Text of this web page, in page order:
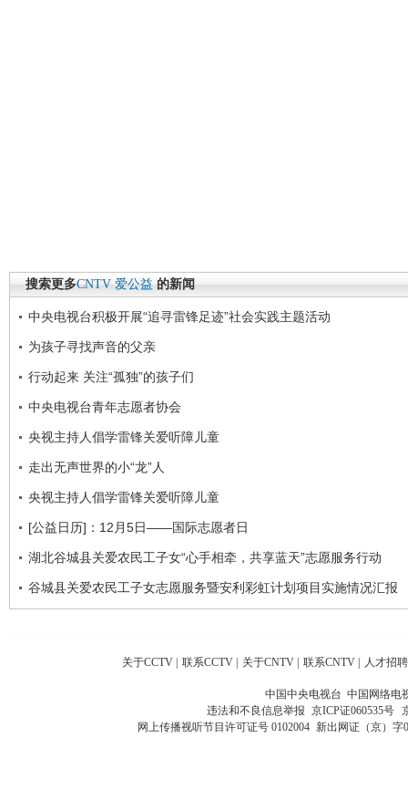
搜索更多CNTV 爱公益 的新闻
中央电视台积极开展“追寻雷锋足迹”社会实践主题活动
为孩子寻找声音的父亲
行动起来 关注“孤独”的孩子们
中央电视台青年志愿者协会
央视主持人倡学雷锋关爱听障儿童
走出无声世界的小“龙”人
央视主持人倡学雷锋关爱听障儿童
[公益日历]：12月5日——国际志愿者日
湖北谷城县关爱农民工子女“心手相牵，共享蓝天”志愿服务行动
谷城县关爱农民工子女志愿服务暨安利彩虹计划项目实施情况汇报
关于CCTV | 联系CCTV | 关于CNTV | 联系CNTV | 人才招聘
中国中央电视台 中国网络电
违法和不良信息举报 京ICP证060535号
网上传播视听节目许可证号 0102004 新出网证（京）